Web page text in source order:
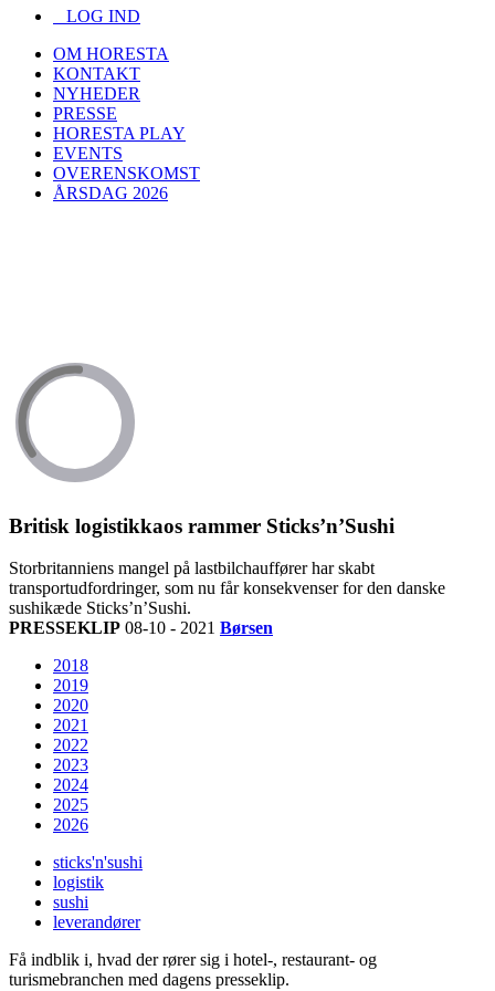
LOG IND
OM HORESTA
KONTAKT
NYHEDER
PRESSE
HORESTA PLAY
EVENTS
OVERENSKOMST
ÅRSDAG 2026
Britisk logistikkaos rammer Sticks’n’Sushi
Storbritanniens mangel på lastbilchauffører har skabt
transportudfordringer, som nu får konsekvenser for den danske
sushikæde Sticks’n’Sushi.
PRESSEKLIP 08-10 - 2021 Børsen
2018
2019
2020
2021
2022
2023
2024
2025
2026
sticks'n'sushi
logistik
sushi
leverandører
Få indblik i, hvad der rører sig i hotel-, restaurant- og
turismebranchen med dagens presseklip.